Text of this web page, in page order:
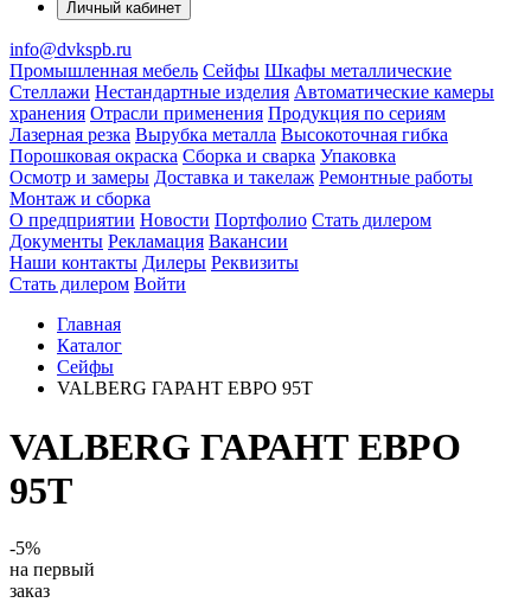
Личный кабинет
info@dvkspb.ru
Промышленная мебель Сейфы Шкафы металлические
Стеллажи Нестандартные изделия Автоматические камеры
хранения Отрасли применения Продукция по сериям
Лазерная резка Вырубка металла Высокоточная гибка
Порошковая окраска Сборка и сварка Упаковка
Осмотр и замеры Доставка и такелаж Ремонтные работы
Монтаж и сборка
О предприятии Новости Портфолио Стать дилером
Документы Рекламация Вакансии
Наши контакты Дилеры Реквизиты
Стать дилером Войти
Главная
Каталог
Сейфы
VALBERG ГАРАНТ ЕВРО 95T
VALBERG ГАРАНТ ЕВРО
95T
-5%
на первый
заказ